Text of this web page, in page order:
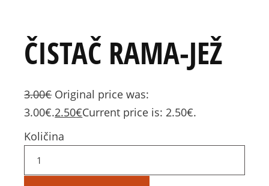
ČISTAČ RAMA-JEŽ
3.00€ Original price was:
3.00€.2.50€Current price is: 2.50€.
Količina